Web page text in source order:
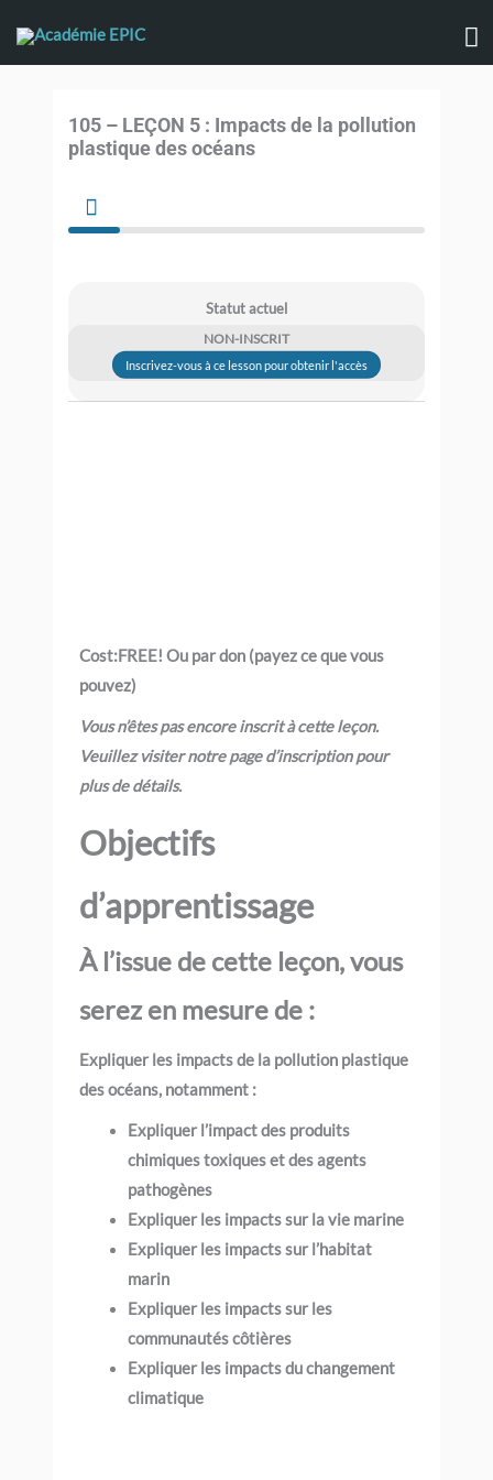
105 – LEÇON 5 : Impacts de la pollution
plastique des océans
Statut actuel
NON-INSCRIT
Inscrivez-vous à ce lesson pour obtenir l'accès
Cost:FREE! Ou par don (payez ce que vous
pouvez)
Vous n’êtes pas encore inscrit à cette leçon.
Veuillez visiter notre page d’inscription pour
plus de détails.
Objectifs
d’apprentissage
À l’issue de cette leçon, vous
serez en mesure de :
Expliquer les impacts de la pollution plastique
des océans, notamment :
Expliquer l’impact des produits
chimiques toxiques et des agents
pathogènes
Expliquer les impacts sur la vie marine
Expliquer les impacts sur l’habitat
marin
Expliquer les impacts sur les
communautés côtières
Expliquer les impacts du changement
climatique